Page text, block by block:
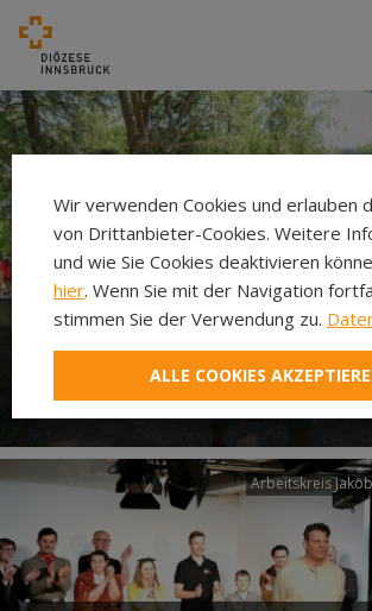
Neuer Pilgerweg Via
Laudato si’
Arbeitskreis
Wir verwenden Cookies und erlauben
von Drittanbieter-Cookies. Weitere
und wie Sie Cookies deaktivieren
hier. Wenn Sie mit der Navigation
stimmen Sie der Verwendung zu.
ALLE COOKIES